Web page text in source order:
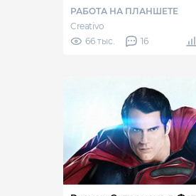
РАБОТА НА ПЛАНШЕТЕ
Creativo
66 тыс.
16